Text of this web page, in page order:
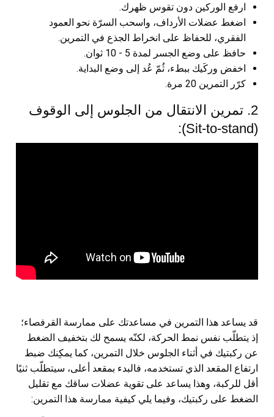
ارفع الوركين دون تقوس ظهرك.
اضغط عضلات الأرداف، واسحب السرّة نحو العمود
الفقري، للحفاظ على انخراط الجذع في التمرين.
حافظ على وضع الجسر لمدة 5 - 10 ثوان.
اخفض وركَيك ببطء، ثُمّ عُد إلى وضع البداية.
كرّر التمرين 20 مرة.
2. تمرين الانتقال من الجلوس إلى الوقوف
(Sit-to-stand):
قد يساعد هذا التمرين في مساعدتك على ممارسة القرفصاء؛
إذ يتطلّب نفس نمط الحركة، لكنّه يسمح لك بتخفيف الضغط
عن ركبتيك في أثناء الجلوس خلال التمرين، كما يمكِنك ضبط
ارتفاع المقعد الذي تستخدمه، فالبدء بمقعد أعلى، سيتطلّب ثنيًا
أقل للركبة، وهذا يساعد على تقوية عضلات ساقك مع تقليل
الضغط على ركبتيك، وفيما يلي كيفية ممارسة هذا التمرين: